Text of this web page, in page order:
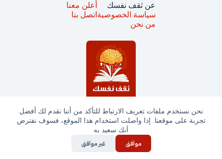
نحن نستخدم ملفات تعريف الارتباط للتأكد من أننا نقدم لك أفضل
تجربة على موقعنا. إذا واصلت استخدام هذا الموقع، فسوف نفترض
أنك سعيد به
موافق غير موافق
جميع الحقوق محفوظة © ثقف نفسك 2025
عن ثقف نفسك
سياسة الخصوصية
من نحن
أعلن معنا
اتصل بنا